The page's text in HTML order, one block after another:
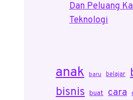
Dan Peluang
Teknologi
anak baru belajar
bisnis buat cara